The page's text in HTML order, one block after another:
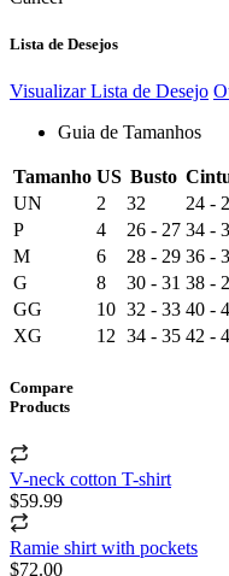
Lista de Desejos
Visualizar Lista de Desejo
Guia de Tamanhos
Tamanho US Busto
UN
2 32 24 -
P
4 26 - 27 34 -
M
6 28 - 29 36 -
G
8 30 - 31 38 -
GG
10 32 - 33 40 -
XG
12 34 - 35 42 -
Compare
Products
V-neck cotton T-shirt
$59.99
Ramie shirt with pockets
$72.00